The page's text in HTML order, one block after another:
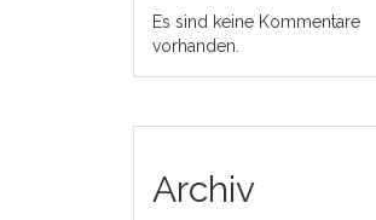
Es sind keine Kommentare
vorhanden.
Archiv